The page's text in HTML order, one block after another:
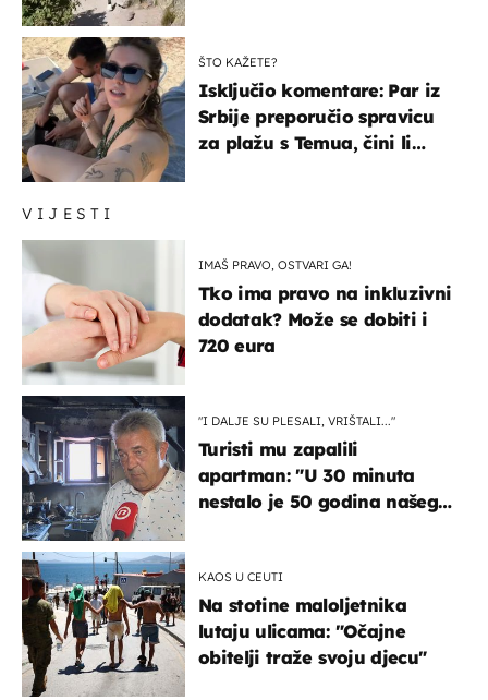
VIJESTI
IMAŠ PRAVO, OSTVARI GA!
Tko ima pravo na inkluzivni
dodatak? Može se dobiti i
720 eura
"I DALJE SU PLESALI, VRIŠTALI..."
Turisti mu zapalili
apartman: "U 30 minuta
nestalo je 50 godina našeg
KAOS U CEUTI
Na stotine maloljetnika
lutaju ulicama: "Očajne
obitelji traže svoju djecu"
ŠTO KAŽETE?
Isključio komentare: Par iz
Srbije preporučio spravicu
za plažu s Temua, čini li